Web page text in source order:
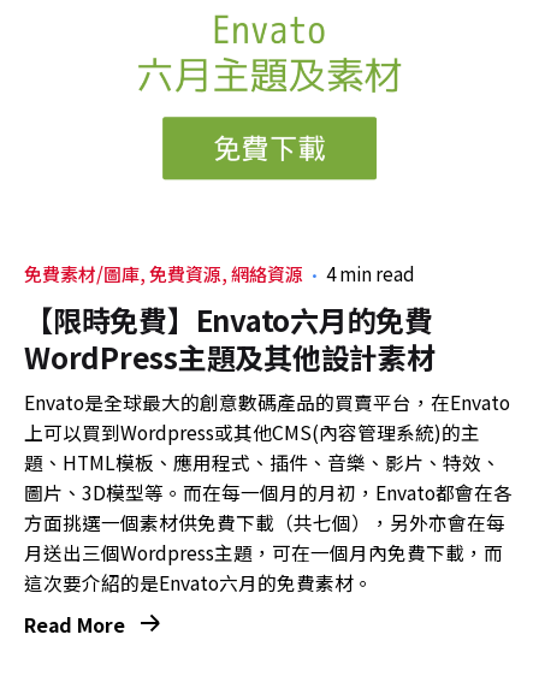
免費素材/圖庫 免費資源 網絡資源 4 min read
【限時免費】Envato六月的免費
WordPress主題及其他設計素材
Envato是全球最大的創意數碼產品的買賣平台，在Envato
上可以買到Wordpress或其他CMS(內容管理系統)的主
題、HTML模板、應用程式、插件、音樂、影片、特效、
圖片、3D模型等。而在每一個月的月初，Envato都會在各
方面挑選一個素材供免費下載（共七個），另外亦會在每
月送出三個Wordpress主題，可在一個月內免費下載，而
這次要介紹的是Envato六月的免費素材。
Read More